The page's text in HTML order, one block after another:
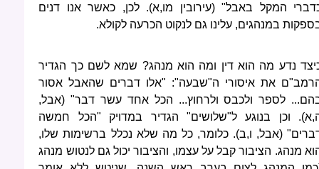
המקל באבל" (עירובין מו,א). לכן, כאשר אנו דנים
במנהגים, עלינו גם לנקוט הכרעה לקולא.
נדע מה הוא דין ומה הוא מנהג? שמא לשם כך הגדיר
את איסורי ה"שבעה": "אלו דברים שהאבל אסור
לספר ולכבס ולרחוץ... הכל אחד עשר דבר" (אבל,
וכן בנוגע ל"שלושים" הגדיר במדויק "הכל חמשה
(אבל, ו,ב). כלומר, כל מה שלא נכלל ברשימות שלו,
מנהג. הציבור קבל על עצמו, והציבור יכול גם לנטוש מנהג